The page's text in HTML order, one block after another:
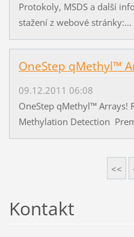
Protokoly, MSDS a další
stažení z webové stránky:...
OneStep qMethyl™
09.12.2011 06:08
OneStep qMethyl™ Arrays!
Methylation Detection
<<
Kontakt